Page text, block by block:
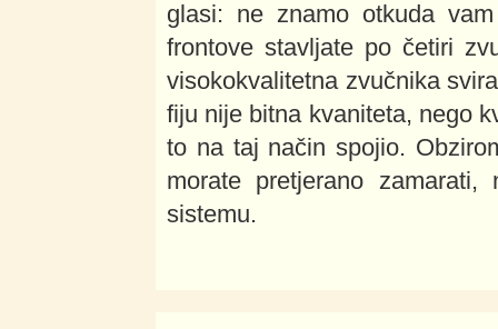
glasi: ne znamo otkuda
frontove stavljate po četiri
visokokvalitetna zvučnika
fiju nije bitna kvaniteta, nego
to na taj način spojio.
morate pretjerano
sistemu.